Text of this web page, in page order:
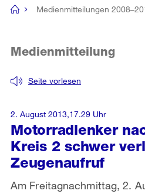
Navigation
[no
Medienmitteilungen
Motorradlenker
Kreis 2 schwer
Zeugenaufruf
Seite vorlesen
Medienmitteilung
Am Freitagnachmittag, 2.
2. August 2013,17.29 Uhr